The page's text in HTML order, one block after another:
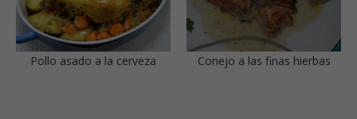
Pollo asado a la cerveza Conejo a las finas hierbas